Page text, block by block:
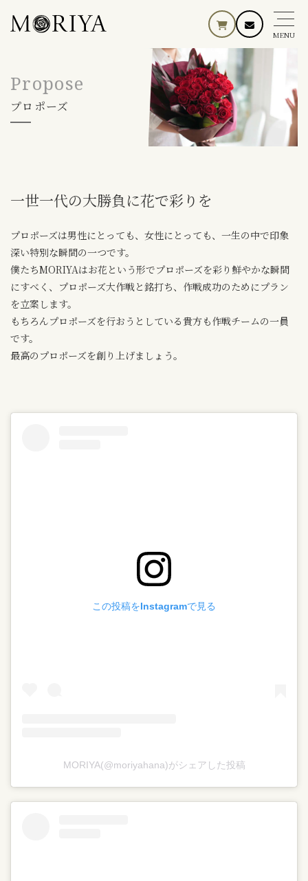
MENU
Propose
プロポーズ
一世一代の大勝負に花で彩りを
プロポーズは男性にとっても、女性にとっても、一生の中で印象
深い特別な瞬間の一つです。
僕たちMORIYAはお花という形でプロポーズを彩り鮮やかな瞬間
にすべく、 プロポーズ大作戦と銘打ち、作戦成功のためにプラン
を立案します。
もちろんプロポーズを行おうとしている貴方も作戦チームの一員
です。
最高のプロポーズを創り上げましょう。
この投稿をInstagramで見る
MORIYA(@moriyahana)がシェアした投稿